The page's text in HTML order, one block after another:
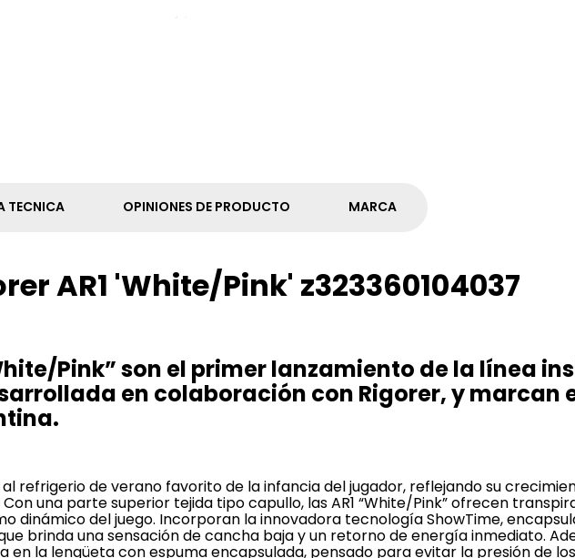
TECNICA OPINIONES DE PRODUCTO MARCA
AR1 'White/Pink' z323360104037
Pink” son el primer lanzamiento de la línea
en colaboración con Rigorer, y marcan
refrigerio de verano favorito de la infancia del jugador, reflejando su
una parte superior tejida tipo capullo, las AR1 “White/Pink” ofrecen
dinámico del juego. Incorporan la innovadora tecnología ShowTime,
brinda una sensación de cancha baja y un retorno de energía inmediato.
en la lengüeta con espuma encapsulada, pensado para evitar la presión de